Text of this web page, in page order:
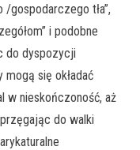
gospodarczego tła”,
i podobne
do dyspozycji
mogą się okładać
w nieskończoność, aż
do walki